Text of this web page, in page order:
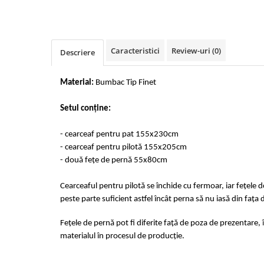
Lenjerii Catifea
Cearceaf cu elastic
Lenjerii Pufoase Fluffy/ Rabbit
Bumbac Neted Nesatinat
Lenjerii Satin Premium
Lenjerii Matase
Lenjerii pentru PASTE
Huse Impermeabile
Huse Impermeabile 160x200cm
Descriere Caracteristici Review-uri (0)
Material: Bumbac Tip Finet
Setul conține:
- cearceaf pentru pat 155x230cm
- cearceaf pentru pilotă 155x205cm
- două fețe de pernă 55x80cm
Cearceaful pentru pilotă se închide cu fermoar, iar fețele
peste parte suficient astfel încât perna să nu iasă din fața
Fețele de pernă pot fi diferite față de poza de
materialul în procesul de producție.